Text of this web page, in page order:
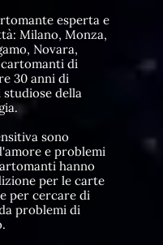
esperta e
Milano, Monza,
Novara,
cartomanti di
30 anni di
della
sono
e problemi
hanno
per le carte
per cercare di
problemi di